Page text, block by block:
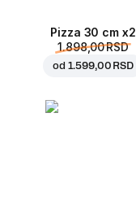
Pizza 30 cm x2
1.898,00 RSD
od 1.599,00 RSD